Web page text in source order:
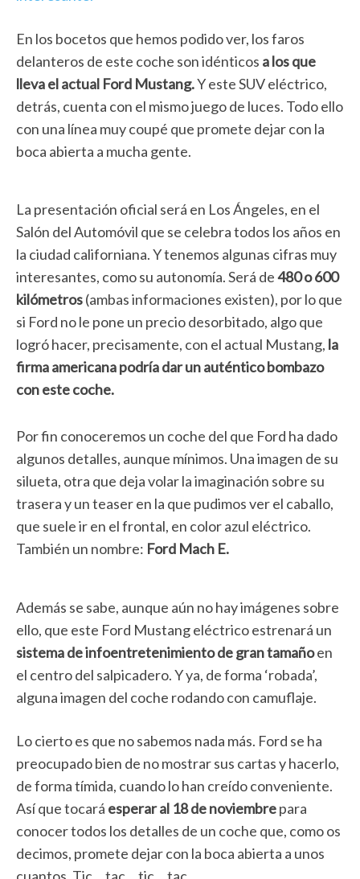
En los bocetos que hemos podido ver, los faros
delanteros de este coche son idénticos a los que
lleva el actual Ford Mustang.Y este SUV eléctrico,
detrás, cuenta con el mismo juego de luces. Todo ello
con una línea muy coupé que promete dejar con la
boca abierta a mucha gente.
La presentación oficial será en Los Ángeles, en el
Salón del Automóvil que se celebra todos los años en
la ciudad californiana. Y tenemos algunas cifras muy
interesantes, como su autonomía. Será de480 o 600
kilómetros(ambas informaciones existen), por lo que
si Ford no le pone un precio desorbitado, algo que
logró hacer, precisamente, con el actual Mustang, la
firma americana podría dar un auténtico bombazo
con este coche.
Por fin conoceremos un coche del que Ford ha dado
algunos detalles, aunque mínimos. Una imagen de su
silueta, otra que deja volar la imaginación sobre su
trasera y un teaser en la que pudimos ver el caballo,
que suele ir en el frontal, en color azul eléctrico.
También un nombre: Ford Mach E.
Además se sabe, aunque aún no hay imágenes sobre
ello, que este Ford Mustang eléctrico estrenará un
sistema de infoentretenimiento de gran tamañoen
el centro del salpicadero. Y ya, de forma ‘robada’,
alguna imagen del coche rodando con camuflaje.
Lo cierto es que no sabemos nada más. Ford se ha
preocupado bien de no mostrar sus cartas y hacerlo,
de forma tímida, cuando lo han creído conveniente.
Así que tocará esperar al 18 de noviembrepara
conocer todos los detalles de un coche que, como os
decimos, promete dejar con la boca abierta a unos